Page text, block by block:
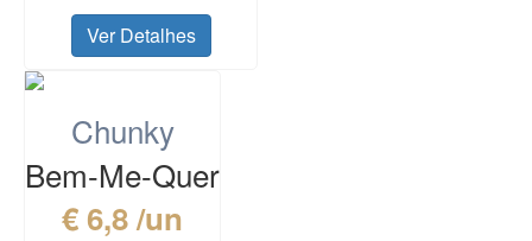
Ver Detalhes
Chunky
Bem-Me-Quer
€ 6,8 /un